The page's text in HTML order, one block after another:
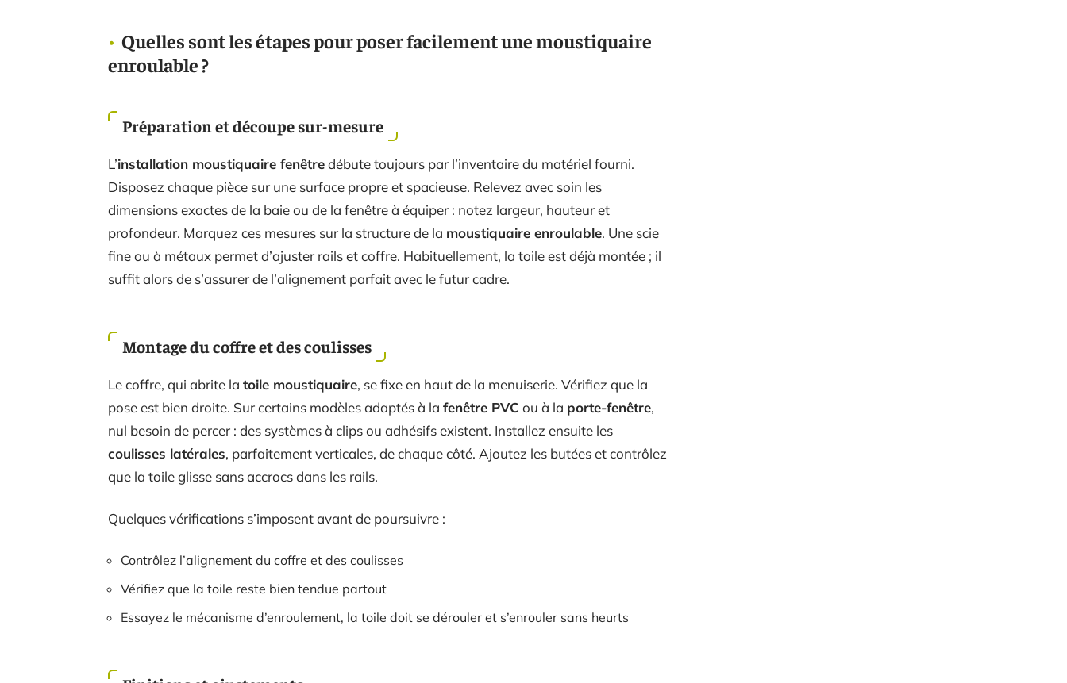
Quelles sont les étapes pour poser facilement une moustiquaire
enroulable ?
Préparation et découpe sur-mesure
L’installation moustiquaire fenêtredébute toujours par l’inventaire du matériel fourni.
Disposez chaque pièce sur une surface propre et spacieuse. Relevez avec soin les
dimensions exactes de la baie ou de la fenêtre à équiper : notez largeur, hauteur et
profondeur. Marquez ces mesures sur la structure de la moustiquaire enroulable. Une scie
fine ou à métaux permet d’ajuster rails et coffre. Habituellement, la toile est déjà montée ; il
suffit alors de s’assurer de l’alignement parfait avec le futur cadre.
Montage du coffre et des coulisses
Le coffre, qui abrite la toile moustiquaire, se fixe en haut de la menuiserie. Vérifiez que la
pose est bien droite. Sur certains modèles adaptés à la fenêtre PVC ou à la porte-fenêtre,
nul besoin de percer : des systèmes à clips ou adhésifs existent. Installez ensuite les
coulisses latérales, parfaitement verticales, de chaque côté. Ajoutez les butées et contrôlez
que la toile glisse sans accrocs dans les rails.
Quelques vérifications s’imposent avant de poursuivre :
Contrôlez l’alignement du coffre et des coulisses
Vérifiez que la toile reste bien tendue partout
Essayez le mécanisme d’enroulement, la toile doit se dérouler et s’enrouler sans heurts